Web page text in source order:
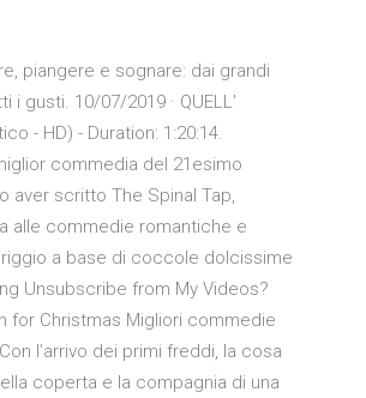
piangere e sognare: dai grandi
gusti. 10/07/2019 · QUELL'
- HD) - Duration: 1:20:14.
commedia del 21esimo
aver scritto The Spinal Tap,
alle commedie romantiche e
a base di coccole dolcissime
Unsubscribe from My Videos?
for Christmas Migliori commedie
l’arrivo dei primi freddi, la cosa
coperta e la compagnia di una